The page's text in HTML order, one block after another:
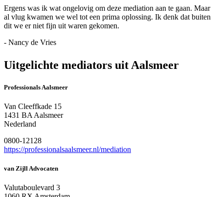
Ergens was ik wat ongelovig om deze mediation aan te gaan. Maar
al vlug kwamen we wel tot een prima oplossing. Ik denk dat buiten
dit we er niet fijn uit waren gekomen.
- Nancy de Vries
Uitgelichte mediators uit Aalsmeer
Professionals Aalsmeer
Van Cleeffkade 15
1431 BA Aalsmeer
Nederland
0800-12128
https://professionalsaalsmeer.nl/mediation
van Zijll Advocaten
Valutaboulevard 3